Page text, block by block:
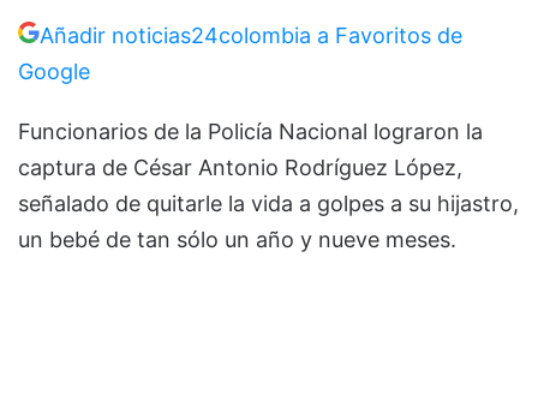
Añadir noticias24colombia a Favoritos de
Google
Funcionarios de la Policía Nacional lograron la
captura de César Antonio Rodríguez López,
señalado de quitarle la vida a golpes a su hijastro,
un bebé de tan sólo un año y nueve meses.